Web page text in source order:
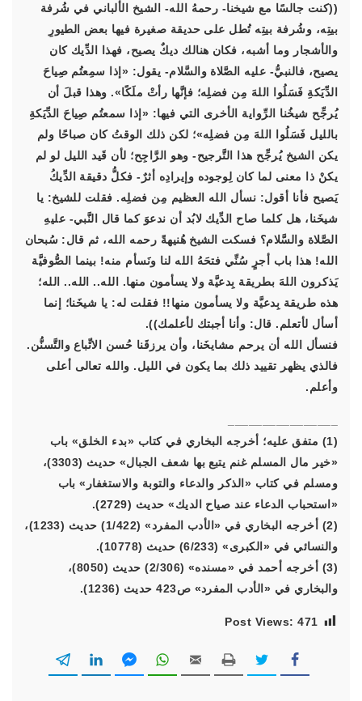
((كنت جالسًا مع شيخنا- رحمهُ الله- الشيخ الألباني في شُرفة
بيتِه، وشُرفة بيتِه تُطل على حديقة صغيرة فيها بعض الطيورِ
والأشجار وما أشبه، فكان هنالك ديكٌ يصيح، فهذا الدِّيك كان
يصيح، فالنبيُّ- عليه الصَّلاة والسَّلام- يقول: «إذا سمِعتُم صِياحَ
الدِّيَكةِ فَسَلُوا اللهَ مِن فضلِه؛ فإنَّها رأتْ ملَكًا». وهذا قبلَ أن
يُرجِّح شيخُنا الرِّواية الأخرى التي فيها: «إذا سمعتُم صِياحَ الدِّيَكةِ
بالليل فَسَلُوا اللهَ مِن فضلِه»؛ لكن ذلك الوقتُ كان صباحًا ولم
يكن الشيخ يُرجِّح هذا التَّرجيح- وهو الرَّاجِح؛ لأن قَيد الليل لو لم
يكنْ ذا معنى لما كان لِوجوده وإيرادِه أثرٌ- فكلُّ دقيقة الدِّيكُ
يَصيح فأنا أقول: نسأل الله العظيم مِن فضلِه. فقلت للشيخ: يا
شيخَنا، هل كلما صاح الدِّيك لابُد أن ندعوَ كما قال النَّبي- عليهِ
الصَّلاة والسَّلام؟ فسكت الشيخ هُنيهةً رحمه الله، ثم قال: سُبحان
الله! هذا باب أجرٍ سُنِّي فتحَهُ الله لنا ونَسأم منه! بينما الصُّوفيَّة
يَذكرون اللهَ بطريقة بِدعيَّة ولا يسأمون منها. الله.. الله.. الله؛
هذه طريقة بِدعيَّة ولا يسأمون منها!! فقلت له: يا شيخَنا؛ إنما
أسأل لأتعلم. قال: وأنا أجبتك لأعلمك)).
فنسأل الله أن يرحم مشايخَنا، وأن يرزقَنا حُسن الاتِّباع والتَّسنُّن.
فالذي يظهر تقييد ذلك بما يكون في الليل. والله تعالى أعلى
وأعلم.
(1) متفق عليه؛ أخرجه البخاري في كتاب «بدء الخلق» باب
«خير مال المسلم غنم يتبع بها شعف الجبال» حديث (3303)،
ومسلم في كتاب «الذكر والدعاء والتوبة والاستغفار» باب
«استحباب الدعاء عند صياح الديك» حديث (2729).
(2) أخرجه البخاري في «الأدب المفرد» (1/422) حديث (1233)،
والنسائي في «الكبرى» (6/233) حديث (10778).
(3) أخرجه أحمد في «مسنده» (2/306) حديث (8050)،
والبخاري في «الأدب المفرد» ص423 حديث (1236).
Post Views: 471